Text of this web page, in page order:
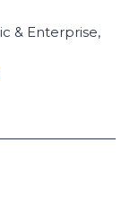
& Enterprise,